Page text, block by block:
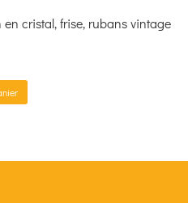
en cristal, frise, rubans vintage